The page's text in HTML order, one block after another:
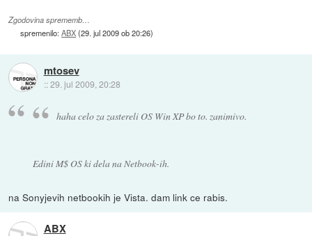
Zgodovina sprememb…
spremenilo:ABX(29. jul 2009 ob 20:26)
mtosev
::29. jul 2009, 20:28
haha celo za zastereli OS Win XP bo to. zanimivo.
Edini M$ OS ki dela na Netbook-ih.
na Sonyjevih netbookih je Vista. dam link ce rabis.
ABX